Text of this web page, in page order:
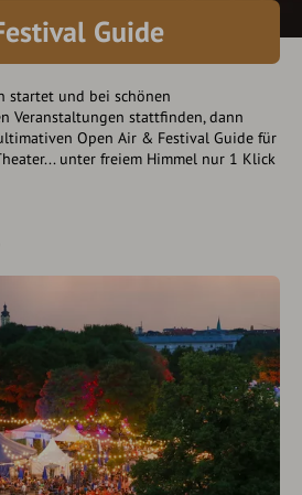
Guide
startet und bei schönen
Veranstaltungen stattfinden, dann
Open Air & Festival Guide für
unter freiem Himmel nur 1 Klick